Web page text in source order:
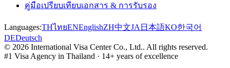
คู่มือเปรียบเทียบเอกสาร & การรับรอง
Languages:THไทยENEnglishZH中文JA 日本語KO한국어
DEDeutsch
© 2026 International Visa Center Co., Ltd.. All rights reserved.
#1 Visa Agency in Thailand · 14+ years of excellence